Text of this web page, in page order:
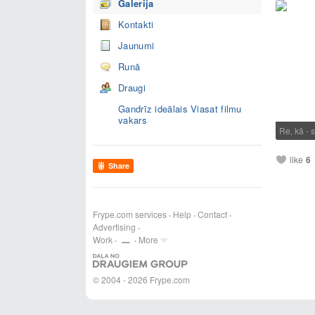
Galerija
Kontakti
Jaunumi
Runā
Draugi
Gandrīz ideālais Viasat filmu
vakars
Share
Frype.com services Help Contact
Advertising
Work
More
© 2004 - 2026 Frype.com
Re, kā -
like 6